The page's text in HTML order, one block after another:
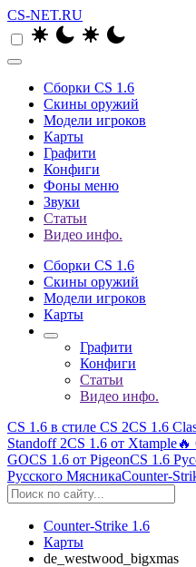
CS-NET.RU
Сборки CS 1.6
Скины оружий
Модели игроков
Карты
Графити
Конфиги
Фоны меню
Звуки
Статьи
Видео инфо.
Сборки CS 1.6
Скины оружий
Модели игроков
Карты
Графити
Конфиги
Статьи
Видео инфо.
CS 1.6 в стиле CS 2CS 1.6
Standoff 2CS 1.6 от Xtample🔥
GOCS 1.6 от PigeonCS 1.6
Русского МясникаCounter-
Counter-Strike 1.6
Карты
de_westwood_bigxmas